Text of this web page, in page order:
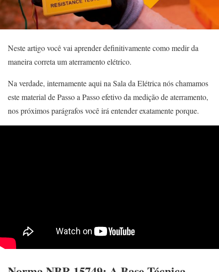
Neste artigo você vai aprender definitivamente como medir da
maneira correta um aterramento elétrico.
Na verdade, internamente aqui na Sala da Elétrica nós chamamos
este material de Passo a Passo efetivo da medição de aterramento,
nos próximos parágrafos você irá entender exatamente porque.